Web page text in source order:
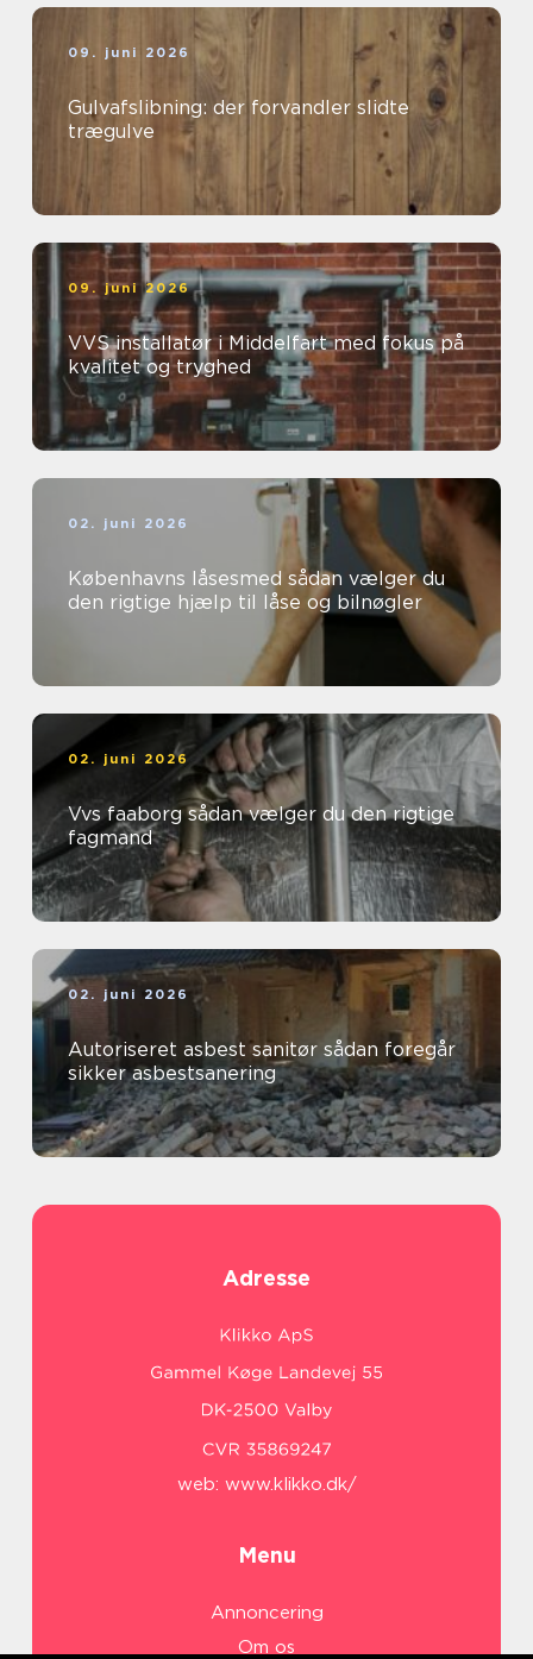
09. juni 2026
Gulvafslibning: der forvandler slidte
trægulve
09. juni 2026
VVS installatør i Middelfart med fokus på
kvalitet og tryghed
02. juni 2026
Københavns låsesmed sådan vælger du
den rigtige hjælp til låse og bilnøgler
02. juni 2026
Vvs faaborg sådan vælger du den rigtige
fagmand
02. juni 2026
Autoriseret asbest sanitør sådan foregår
sikker asbestsanering
Adresse
web: www.klikko.dk/
Menu
Annoncering
Om os